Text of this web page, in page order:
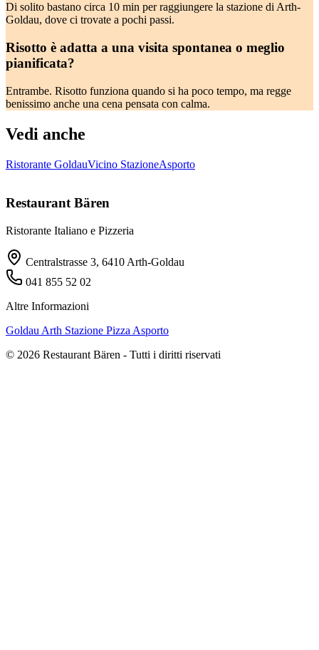
Di solito bastano circa 10 min per raggiungere la stazione di Arth-
Goldau, dove ci trovate a pochi passi.
Risotto è adatta a una visita spontanea o meglio
pianificata?
Entrambe. Risotto funziona quando si ha poco tempo, ma regge
benissimo anche una cena pensata con calma.
Vedi anche
Ristorante GoldauVicino StazioneAsporto
Restaurant Bären
Ristorante Italiano e Pizzeria
Centralstrasse 3, 6410 Arth-Goldau
041 855 52 02
Altre Informazioni
Goldau Arth Stazione Pizza Asporto
© 2026 Restaurant Bären - Tutti i diritti riservati